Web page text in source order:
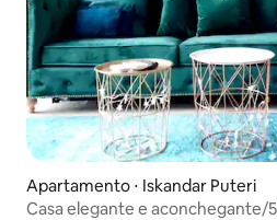
Apartamento ⋅ Iskandar Puteri
Casa elegante e aconchegante/